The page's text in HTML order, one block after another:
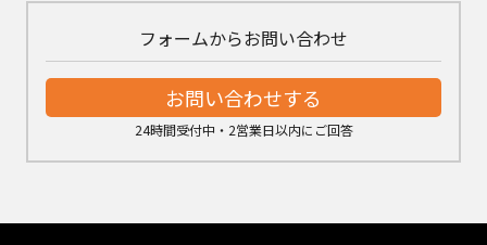
フォームからお問い合わせ
お問い合わせする
24時間受付中・2営業日以内にご回答